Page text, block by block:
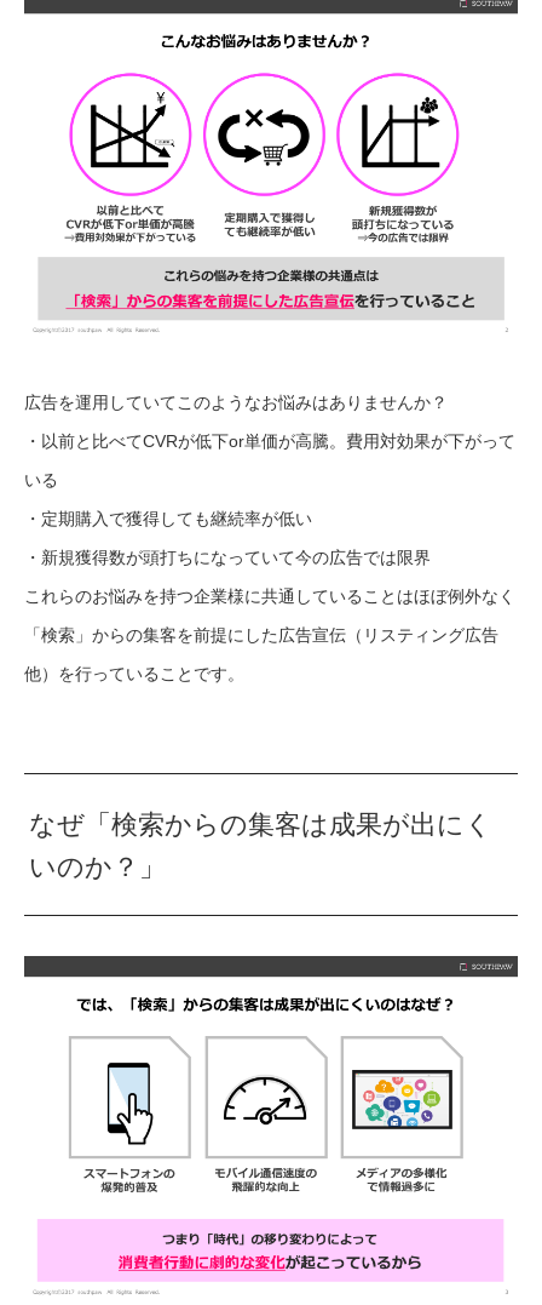
広告を運用していてこのようなお悩みはありませんか？
・以前と比べてCVRが低下or単価が高騰。費用対効果が下がって
いる
・定期購入で獲得しても継続率が低い
・新規獲得数が頭打ちになっていて今の広告では限界
これらのお悩みを持つ企業様に共通していることはほぼ例外なく
「検索」からの集客を前提にした広告宣伝（リスティング広告
他）を行っていることです。
なぜ「検索からの集客は成果が出にく
いのか？」